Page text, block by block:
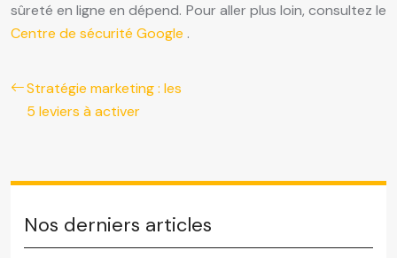
sûreté en ligne en dépend. Pour aller plus loin, consultez le
Centre de sécurité Google .
Stratégie marketing : les
5 leviers à activer
Nos derniers articles